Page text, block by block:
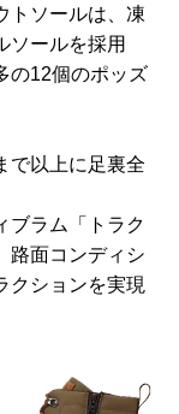
トソールは、凍
ソールを採用
の12個のポッズ
で以上に足裏全
ブラム「トラク
路面コンディシ
クションを実現